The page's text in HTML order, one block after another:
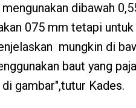
dibawah
075 mm tetapi
mungkin di
baut yang
gambar",tutur Kades.